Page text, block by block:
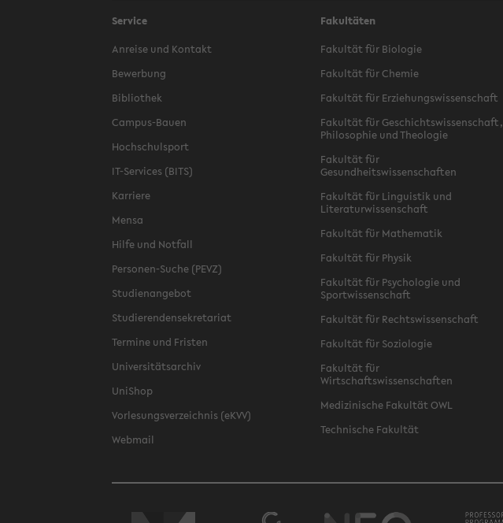
Service
Anreise und Kontakt
Bewerbung
Bibliothek
Campus-Bauen
Hochschulsport
IT-Services (BITS)
Karriere
Mensa
Hilfe und Notfall
Personen-Suche (PEVZ)
Studienangebot
Studierendensekretariat
Termine und Fristen
Universitätsarchiv
UniShop
Vorlesungsverzeichnis (eKVV)
Webmail
Fakultäten
Fakultät für Biologie
Fakultät für Chemie
Fakultät für Erziehungswissenschaft
Fakultät für Geschichtswissenschaft,
Philosophie und Theologie
Fakultät für
Gesundheitswissenschaften
Fakultät für Linguistik und
Literaturwissenschaft
Fakultät für Mathematik
Fakultät für Physik
Fakultät für Psychologie und
Sportwissenschaft
Fakultät für Rechtswissenschaft
Fakultät für Soziologie
Fakultät für
Wirtschaftswissenschaften
Medizinische Fakultät OWL
Technische Fakultät